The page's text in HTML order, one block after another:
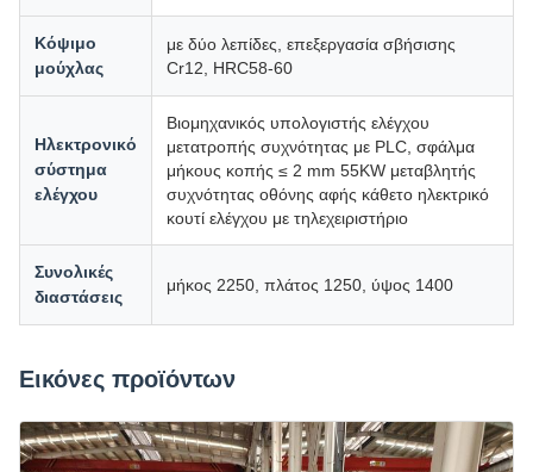
Κόψιμο
μούχλας
με δύο λεπίδες, επεξεργασία σβήσισης
Cr12, HRC58-60
Ηλεκτρονικό
σύστημα
ελέγχου
Βιομηχανικός υπολογιστής ελέγχου
μετατροπής συχνότητας με PLC, σφάλμα
μήκους κοπής ≤ 2 mm 55KW μεταβλητής
συχνότητας οθόνης αφής κάθετο ηλεκτρικό
κουτί ελέγχου με τηλεχειριστήριο
Συνολικές
διαστάσεις
μήκος 2250, πλάτος 1250, ύψος 1400
Εικόνες προϊόντων